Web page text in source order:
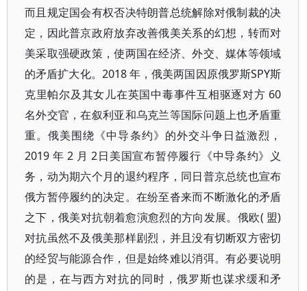
而且规定国会有权否决特朗普总统解除对俄制裁的决
定，因此普京政府放弃改善俄美关系的幻想，转而对
美采取强硬政策，使两国在经济、外交、媒体等领域
的矛盾扩大化。2018 年，俄美两国因原俄罗斯SPY斯
克里帕尔及其女儿在英国中毒事件互相驱逐对方 60
名外交官，在叙利亚和乌克兰等国际问题上也矛盾重
重。俄美围绕《中导条约》的外交斗争日益激烈，
2019 年 2 月 2日美国宣布暂停履行《中导条约》义
务，动为期六个月的退约程序，同日普京总统也宣布
俄方暂停履约的决定。在纷至沓来而不断激化的矛盾
之下，俄美对抗朝着愈演愈烈的方向发展。俄欧( 盟)
对抗虽然不及俄美那样剧烈，并且没有切断双方密切
的经贸与能源合作，但是始终难以消弭。有必要说明
的是，在与西方对抗的同时，俄罗斯也谋求缓和矛